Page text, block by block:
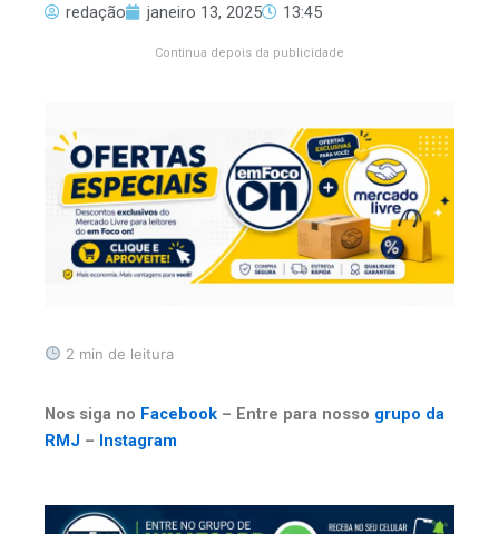
redação janeiro 13, 2025 13:45
Continua depois da publicidade
2 min de leitura
Nos siga no Facebook – Entre para nosso grupo da
RMJ – Instagram